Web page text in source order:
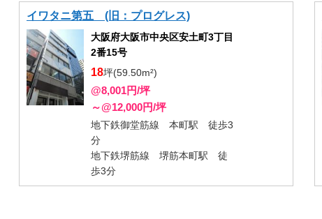
イワタニ第五 (旧：プログレス)
大阪府大阪市中央区安土町3丁目
2番15号
18坪(59.50m²)
@8,001円/坪
～@12,000円/坪
地下鉄御堂筋線 本町駅 徒歩3
分
地下鉄堺筋線 堺筋本町駅 徒
歩3分